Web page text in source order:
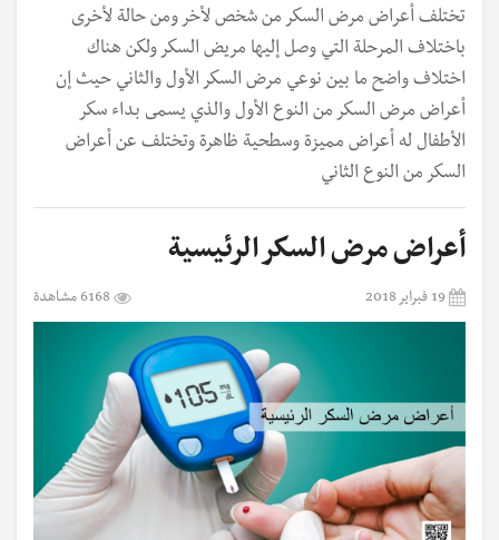
تختلف أعراض مرض السكر من شخص لأخر ومن حالة لأخرى
باختلاف المرحلة التي وصل إليها مريض السكر ولكن هناك
اختلاف واضح ما بين نوعي مرض السكر الأول والثاني حيث إن
أعراض مرض السكر من النوع الأول والذي يسمى بداء سكر
الأطفال له أعراض مميزة وسطحية ظاهرة وتختلف عن أعراض
السكر من النوع الثاني
أعراض مرض السكر الرئيسية
19 فبراير 2018 6168 مشاهدة